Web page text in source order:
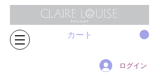
カート
ログイン